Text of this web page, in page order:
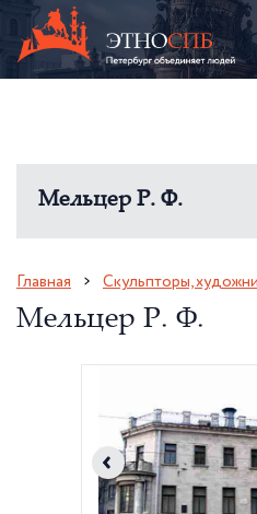
Мельцер Р. Ф.
Главная Скульпторы,
Мельцер Р. Ф.